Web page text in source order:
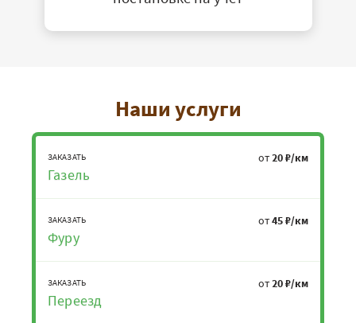
Наши услуги
ЗАКАЗАТЬ
Газель
от20 ₽/км
ЗАКАЗАТЬ
Фуру
от45 ₽/км
ЗАКАЗАТЬ
Переезд
от20 ₽/км